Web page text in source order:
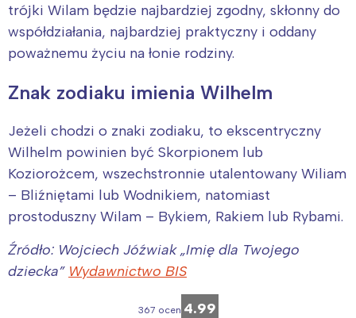
trójki Wilam będzie najbardziej zgodny, skłonny do
współdziałania, najbardziej praktyczny i oddany
poważnemu życiu na łonie rodziny.
Znak zodiaku imienia Wilhelm
Jeżeli chodzi o znaki zodiaku, to ekscentryczny
Wilhelm powinien być Skorpionem lub
Koziorożcem, wszechstronnie utalentowany Wiliam
– Bliźniętami lub Wodnikiem, natomiast
prostoduszny Wilam – Bykiem, Rakiem lub Rybami.
Źródło: Wojciech Jóźwiak „Imię dla Twojego
dziecka” Wydawnictwo BIS
367 ocen 4.99